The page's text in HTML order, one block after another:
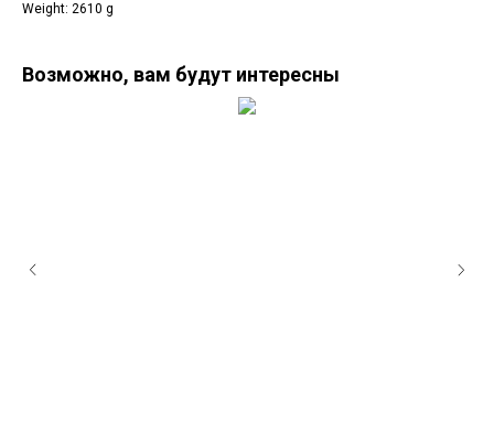
Weight: 2610 g
Возможно, вам будут интересны